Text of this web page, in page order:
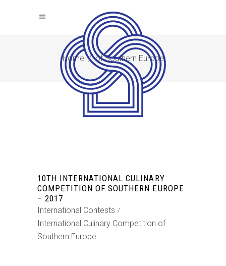
Home /of Southern Europe
10TH INTERNATIONAL CULINARY
COMPETITION OF SOUTHERN EUROPE
– 2017
International Contests
International Culinary Competition of
Southern Europe